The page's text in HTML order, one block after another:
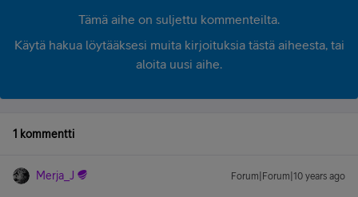
Tämä aihe on suljettu kommenteilta.
Käytä hakua löytääksesi muita kirjoituksia tästä aiheesta, tai
aloita uusi aihe.
1 kommentti
Merja_J Forum|Forum|10 years ago